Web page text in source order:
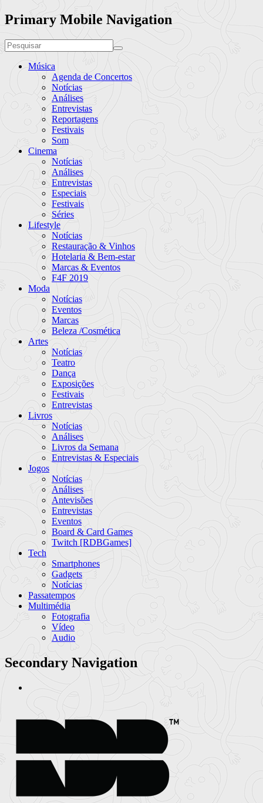
Primary Mobile Navigation
Música
Agenda de Concertos
Notícias
Análises
Entrevistas
Reportagens
Festivais
Som
Cinema
Notícias
Análises
Entrevistas
Especiais
Festivais
Séries
Lifestyle
Notícias
Restauração & Vinhos
Hotelaria & Bem-estar
Marcas & Eventos
F4F 2019
Moda
Notícias
Eventos
Marcas
Beleza /Cosmética
Artes
Notícias
Teatro
Dança
Exposições
Festivais
Entrevistas
Livros
Notícias
Análises
Livros da Semana
Entrevistas & Especiais
Jogos
Notícias
Análises
Antevisões
Entrevistas
Eventos
Board & Card Games
Twitch [RDBGames]
Tech
Smartphones
Gadgets
Notícias
Passatempos
Multimédia
Fotografia
Vídeo
Audio
Secondary Navigation